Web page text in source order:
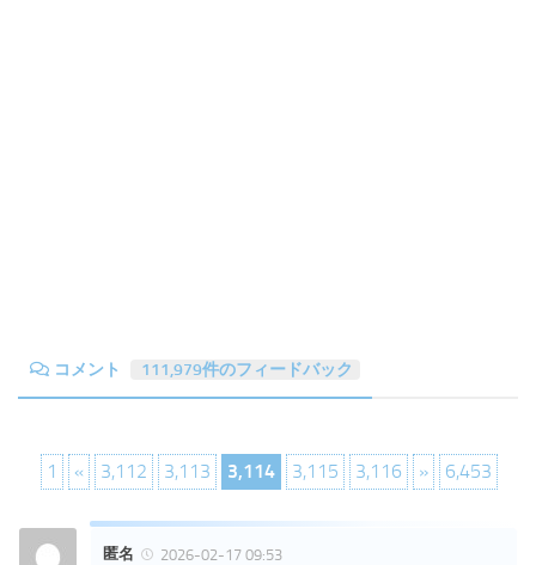
コメント 111,979件のフィードバック
1 « 3,112 3,113 3,114 3,115 3,116 » 6,453
匿名
2026-02-17 09:53